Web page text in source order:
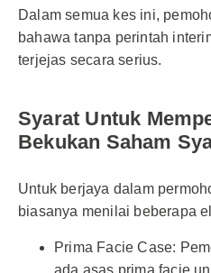
Dalam semua kes ini,
bahawa tanpa perintah
terjejas secara serius.
Syarat Untuk
Bekukan Saham
Untuk berjaya dalam
biasanya menilai beberapa
Prima Facie Case:
ada asas prima facie